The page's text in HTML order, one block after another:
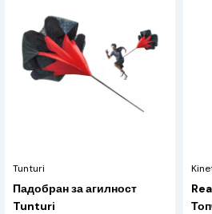
Tunturi
Падобран за агилност
Tunturi